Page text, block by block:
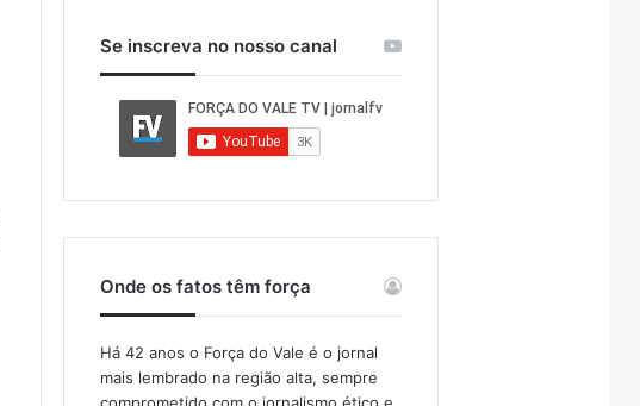
Se inscreva no nosso canal
Onde os fatos têm força
Há 42 anos o Força do Vale é o jornal
mais lembrado na região alta, sempre